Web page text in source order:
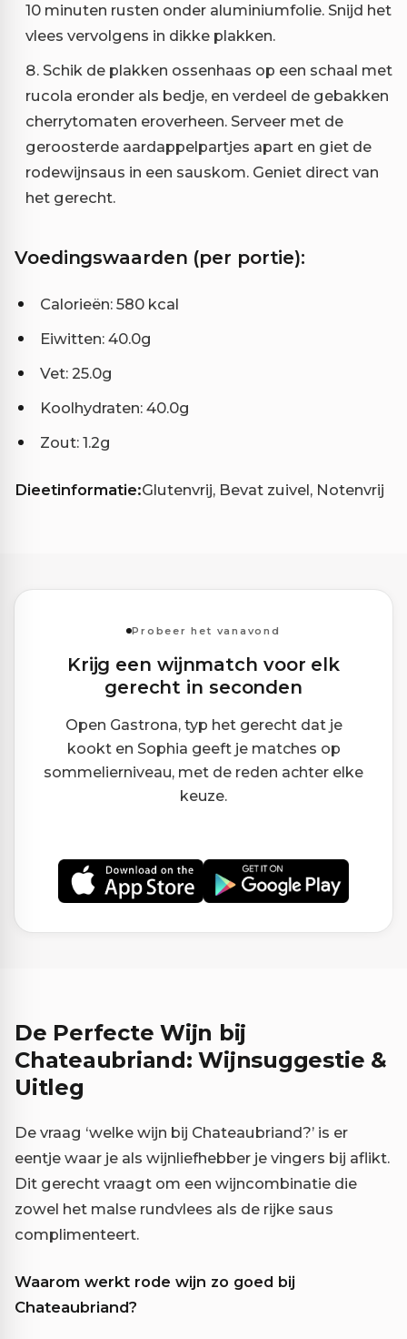
10 minuten rusten onder aluminiumfolie. Snijd het
vlees vervolgens in dikke plakken.
Schik de plakken ossenhaas op een schaal met
rucola eronder als bedje, en verdeel de gebakken
cherrytomaten eroverheen. Serveer met de
geroosterde aardappelpartjes apart en giet de
rodewijnsaus in een sauskom. Geniet direct van
het gerecht.
Voedingswaarden (per portie):
Calorieën: 580 kcal
Eiwitten: 40.0g
Vet: 25.0g
Koolhydraten: 40.0g
Zout: 1.2g
Dieetinformatie:Glutenvrij, Bevat zuivel, Notenvrij
Probeer het vanavond
Krijg een wijnmatch voor elk
gerecht in seconden
Open Gastrona, typ het gerecht dat je
kookt en Sophia geeft je matches op
sommelierniveau, met de reden achter elke
keuze.
De Perfecte Wijn bij
Chateaubriand: Wijnsuggestie &
Uitleg
De vraag ‘welke wijn bij Chateaubriand?’ is er
eentje waar je als wijnliefhebber je vingers bij aflikt.
Dit gerecht vraagt om een wijncombinatie die
zowel het malse rundvlees als de rijke saus
complimenteert.
Waarom werkt rode wijn zo goed bij
Chateaubriand?